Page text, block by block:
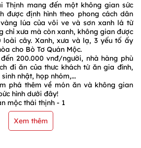
Thịnh mang đến một không gian sức
được định hình theo phong cách dân
lúa của vôi ve và sơn xanh lá từ
chỉ xưa mà còn xanh, không gian được
loài cây. Xanh, xưa và lạ, 3 yếu tố ấy
cho Bò Tơ Quán Mộc.
200.000 vnđ/người, nhà hàng phù
đi ăn của thưc khách từ ăn gia đình,
nhật, họp nhóm,...
phá thêm về món ăn và không gian
hình dưới đây!
Xem thêm